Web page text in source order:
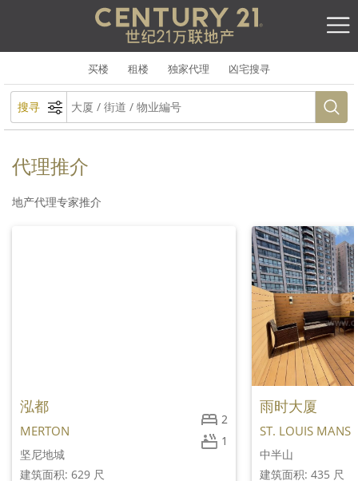
买楼 租楼 独家代理 凶宅搜寻
搜寻
代理推介
地产代理专家推介
2
1
泓都
MERTON
坚尼地城
建筑面积: 629 尺
雨时大厦
ST. LOUIS MANS
中半山
建筑面积: 435 尺